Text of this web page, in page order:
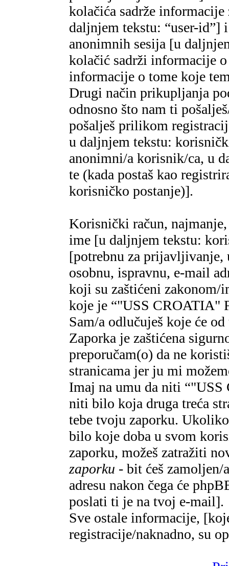
kolačića sadrže
daljnjem tekstu: “user-
anonimnih sesija [u
kolačić sadrži informacije
informacije o tome koje
Drugi način prikupljanja
odnosno što nam ti
pošalješ prilikom
u daljnjem tekstu:
anonimni/a korisnik/ca, u
te (kada postaš kao
korisničko postanje)].
Korisnički račun,
ime [u daljnjem tekstu:
[potrebnu za
osobnu, ispravnu, e-mail
koji su zaštićeni
koje je “"USS CROATIA"
Sam/a odlučuješ koje će
Zaporka je zaštićena
preporučam(o) da ne
stranicama jer ju mi
Imaj na umu da niti
niti bilo koja druga treća
tebe tvoju zaporku.
bilo koje doba u svom
zaporku, možeš zatražiti
zaporku - bit ćeš
adresu nakon čega će
poslati ti je na tvoj e-mail].
Sve ostale informacije,
registracije/naknadno, su